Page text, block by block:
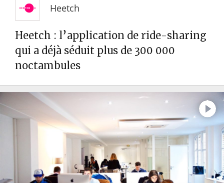
Heetch
Heetch : l’application de ride-sharing
qui a déjà séduit plus de 300 000
noctambules